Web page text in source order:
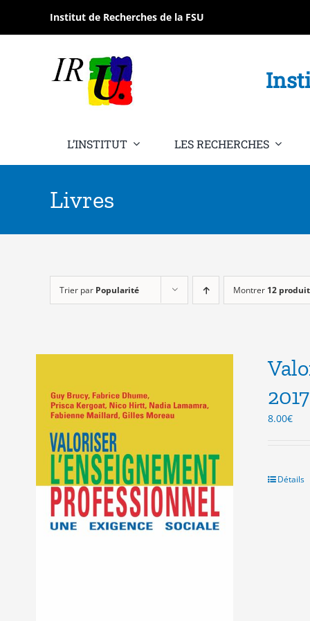
contenu
Institut de Recherches de la FSU
L’INSTITUT LES RECHERCHES
Livres
Trier par Popularité Montrer 12
2017
8.00€
Détails